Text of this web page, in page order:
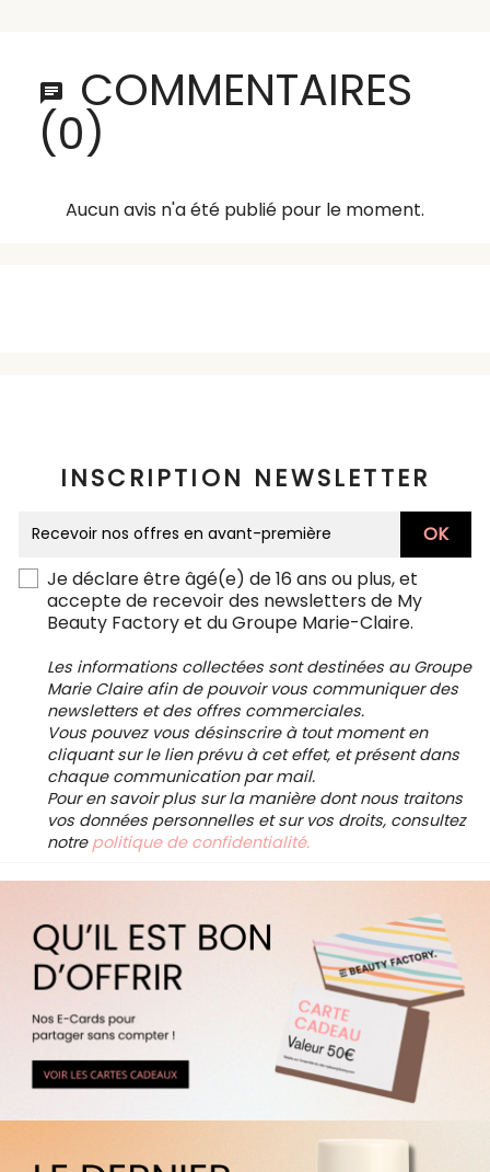
COMMENTAIRES
(0)
Aucun avis n'a été publié pour le moment.
INSCRIPTION NEWSLETTER
Je déclare être âgé(e) de 16 ans ou plus, et
accepte de recevoir des newsletters de My
Beauty Factory et du Groupe Marie-Claire.
Les informations collectées sont destinées au Groupe
Marie Claire afin de pouvoir vous communiquer des
newsletters et des offres commerciales.
Vous pouvez vous désinscrire à tout moment en
cliquant sur le lien prévu à cet effet, et présent dans
chaque communication par mail.
Pour en savoir plus sur la manière dont nous traitons
vos données personnelles et sur vos droits, consultez
notre politique de confidentialité.